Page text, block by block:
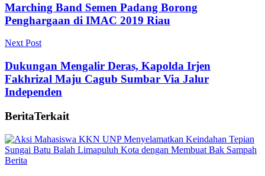
Marching Band Semen Padang Borong
Penghargaan di IMAC 2019 Riau
Next Post
Dukungan Mengalir Deras, Kapolda Irjen
Fakhrizal Maju Cagub Sumbar Via Jalur
Independen
BeritaTerkait
Berita